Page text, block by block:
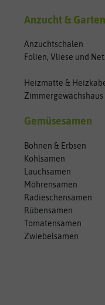
Anzucht &
Anzuchtschalen
Folien, Vliese und
Heizmatte &
Zimmergewächshaus
Gemüsesamen
Bohnen & Erbsen
Kohlsamen
Lauchsamen
Möhrensamen
Radieschensamen
Rübensamen
Tomatensamen
Zwiebelsamen